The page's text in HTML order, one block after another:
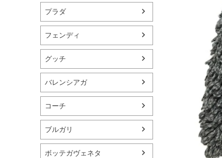
プラダ
フェンディ
グッチ
バレンシアガ
コーチ
ブルガリ
ボッテガヴェネタ